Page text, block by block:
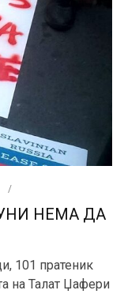
НЕМА ДА
101 пратеник
на Талат Џафери